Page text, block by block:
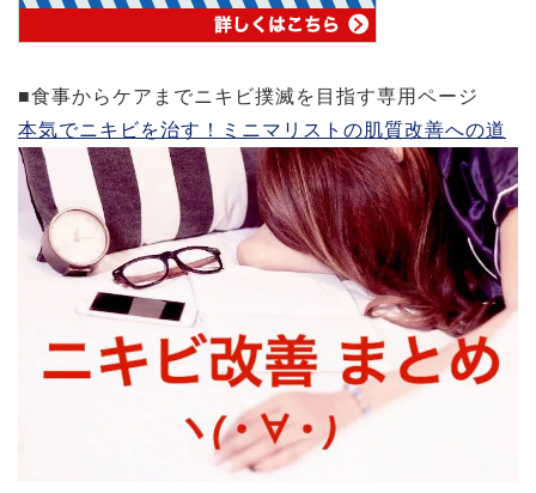
■食事からケアまでニキビ撲滅を目指す専用ページ
本気でニキビを治す！ミニマリストの肌質改善への道